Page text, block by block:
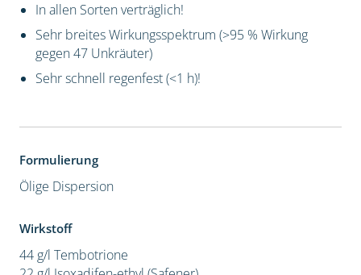
In allen Sorten verträglich!
Sehr breites Wirkungsspektrum (>95 % Wirkung
gegen 47 Unkräuter)
Sehr schnell regenfest (<1 h)!
Formulierung
Ölige Dispersion
Wirkstoff
44 g/l Tembotrione